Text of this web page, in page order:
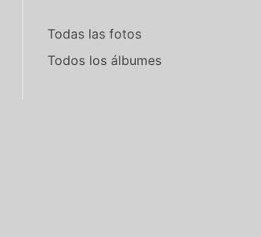
Todas las fotos
Todos los álbumes